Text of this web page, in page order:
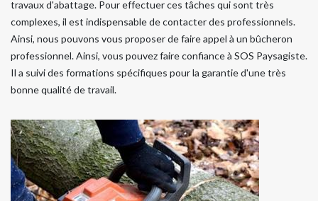
travaux d'abattage. Pour effectuer ces tâches qui sont très
complexes, il est indispensable de contacter des professionnels.
Ainsi, nous pouvons vous proposer de faire appel à un bûcheron
professionnel. Ainsi, vous pouvez faire confiance à SOS Paysagiste.
Il a suivi des formations spécifiques pour la garantie d'une très
bonne qualité de travail.